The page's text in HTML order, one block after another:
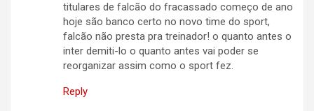
titulares de falcão do fracassado começo de ano
hoje são banco certo no novo time do sport,
falcão não presta pra treinador! o quanto antes o
inter demiti-lo o quanto antes vai poder se
reorganizar assim como o sport fez.
Reply